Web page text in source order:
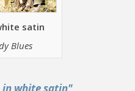
satin
Blues
in white satin"